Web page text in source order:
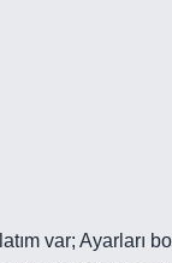
var; Ayarları